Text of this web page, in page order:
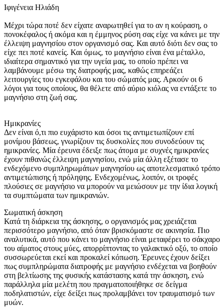
Ιφιγένεια Ηλιάδη
Μέχρι τώρα ποτέ δεν είχατε αναρωτηθεί για το αν η κούραση, ο
πονοκέφαλος ή ακόμα και η έμμηνος ρύση σας είχε να κάνει με την
έλλειψη μαγνησίου στον οργανισμό σας. Και αυτό διότι δεν σας το
είχε πει ποτέ κανείς. Και όμως, το μαγνήσιο είναι ένα μέταλλο,
ιδιαίτερα σημαντικό για την υγεία μας, το οποίο πρέπει να
λαμβάνουμε μέσω της διατροφής μας, καθώς επηρεάζει
λειτουργίες του εγκεφάλου και του σώματός μας. Αρκούν οι 6
λόγοι για τους οποίους, θα θέλετε από αύριο κιόλας να εντάξετε το
μαγνήσιο στη ζωή σας.
Ημικρανίες
Δεν είναι ό,τι πιο ευχάριστο και όσοι τις αντιμετωπίζουν επί
μονίμου βάσεως, γνωρίζουν τις δυσκολίες που συνοδεύουν τις
ημικρανίες. Μία έρευνα έδειξε πως άτομα με συχνές ημικρανίες
έχουν πιθανώς έλλειψη μαγνησίου, ενώ μία άλλη εξέτασε το
ενδεχόμενο συμπληρωμάτων μαγνησίου ως αποτελεσματικό τρόπο
αντιμετώπισης ή πρόληψης. Ενδεχομένως, λοιπόν, οι τροφές
πλούσιες σε μαγνήσιο να μπορούν να μειώσουν με την ίδια λογική
τα συμπτώματα των ημικρανιών.
Σωματική άσκηση
Κατά τη διάρκεια της άσκησης, ο οργανισμός μας χρειάζεται
περισσότερο μαγνήσιο, από όταν βρισκόμαστε σε ακινησία. Πιο
αναλυτικά, αυτό που κάνει το μαγνήσιο είναι μεταφέρει το σάκχαρο
του αίματος στους μύες, απορρίπτοντας το γαλακτικό οξύ, το οποίο
συσσωρεύεται εκεί και προκαλεί κόπωση. Έρευνες έχουν δείξει
πως συμπληρώματα διατροφής με μαγνήσιο ενδέχεται να βοηθούν
στη βελτίωσης της φυσικής κατάστασης κατά την άσκηση, ενώ
παράλληλα μία μελέτη που πραγματοποιήθηκε σε δείγμα
ποδηλατιστών, είχε δείξει πως προλαμβάνει τον τραυματισμό των
μυών.